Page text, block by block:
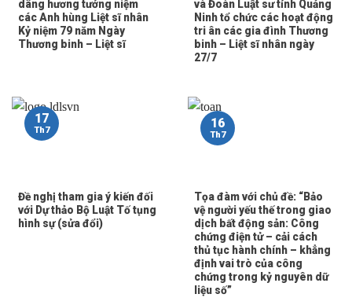
dâng hương tưởng niệm
các Anh hùng Liệt sĩ nhân
Kỷ niệm 79 năm Ngày
Thương binh – Liệt sĩ
và Đoàn Luật sư tỉnh Quảng
Ninh tổ chức các hoạt động
tri ân các gia đình Thương
binh – Liệt sĩ nhân ngày
27/7
Đề nghị tham gia ý kiến đối
với Dự thảo Bộ Luật Tố tụng
hình sự (sửa đổi)
17
Th7
Tọa đàm với chủ đề: “Bảo
vệ người yếu thế trong giao
dịch bất động sản: Công
chứng điện tử – cải cách
thủ tục hành chính – khẳng
định vai trò của công
chứng trong kỷ nguyên dữ
liệu số”
16
Th7